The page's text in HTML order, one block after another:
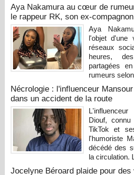
Aya Nakamura au cœur de
le rappeur RK, son ex-
Aya
l'objet d'une
réseaux
heures,
partagées
rumeurs
Nécrologie : l'influenceur
dans un accident de la route
Diouf,
TikTok et
l'humoriste
décédé des
la circulation.
Jocelyne Béroard plaide pour